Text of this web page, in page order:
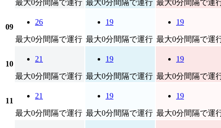
最大0分間隔で運行 最大0分間隔で運行 最大0分間隔で運
09
26
最大0分間隔で運行
19
最大0分間隔で運行
19
最大0分間隔で運
10
21
最大0分間隔で運行
19
最大0分間隔で運行
19
最大0分間隔で運
11
21
最大0分間隔で運行
19
最大0分間隔で運行
19
最大0分間隔で運